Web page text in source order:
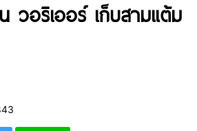
วอริเออร์ เก็บสามแต้ม